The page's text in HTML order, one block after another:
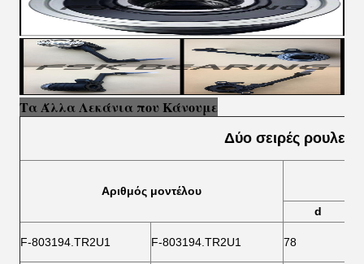
Τα Άλλα Λεκάνια που Κάνουμε
Δύο σειρές
Αριθμός μοντέλου
d
F-803194.TR2U1 F-803194.TR2U1 78